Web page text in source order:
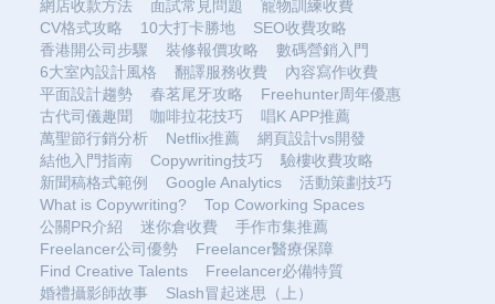
網店收款方法
面試常見問題
寵物訓練收費
CV格式攻略
10大打卡勝地
SEO收費攻略
香港開公司步驟
裝修報價攻略
數碼營銷入門
6大室內設計風格
翻譯服務收費
內容寫作收費
平面設計趨勢
春茗尾牙攻略
Freehunter周年優惠
古代司儀趣聞
咖啡拉花技巧
唱K APP推薦
萬聖節行銷分析
Netflix推薦
網頁設計vs開發
結他入門指南
Copywriting技巧
驗樓收費攻略
新聞稿格式範例
Google Analytics
活動策劃技巧
What is Copywriting?
Top Coworking Spaces
公關PR介紹
迷你倉收費
手作市集推薦
Freelancer公司優勢
Freelancer醫療保障
Find Creative Talents
Freelancer必備特質
婚禮攝影師故事
Slash冒起迷思（上）